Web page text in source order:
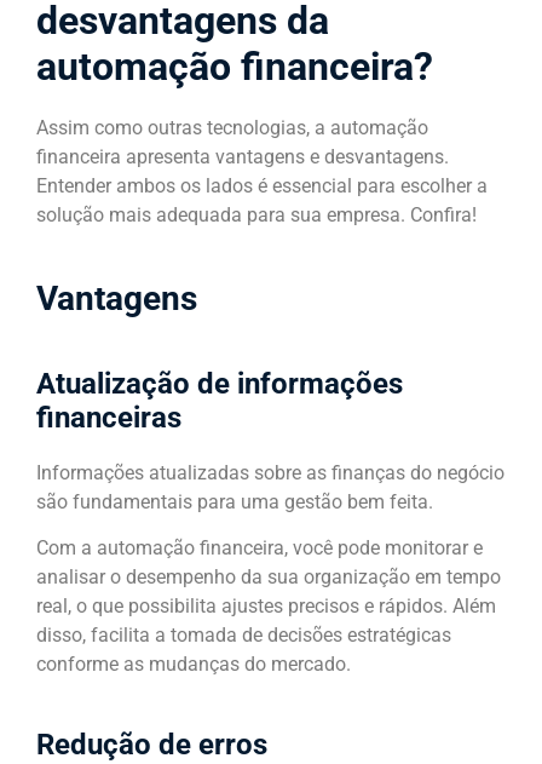
desvantagens da
automação financeira?
Assim como outras tecnologias, a automação
financeira apresenta vantagens e desvantagens.
Entender ambos os lados é essencial para escolher a
solução mais adequada para sua empresa. Confira!
Vantagens
Atualização de informações
financeiras
Informações atualizadas sobre as finanças do negócio
são fundamentais para uma gestão bem feita.
Com a automação financeira, você pode monitorar e
analisar o desempenho da sua organização em tempo
real, o que possibilita ajustes precisos e rápidos. Além
disso, facilita a tomada de decisões estratégicas
conforme as mudanças do mercado.
Redução de erros